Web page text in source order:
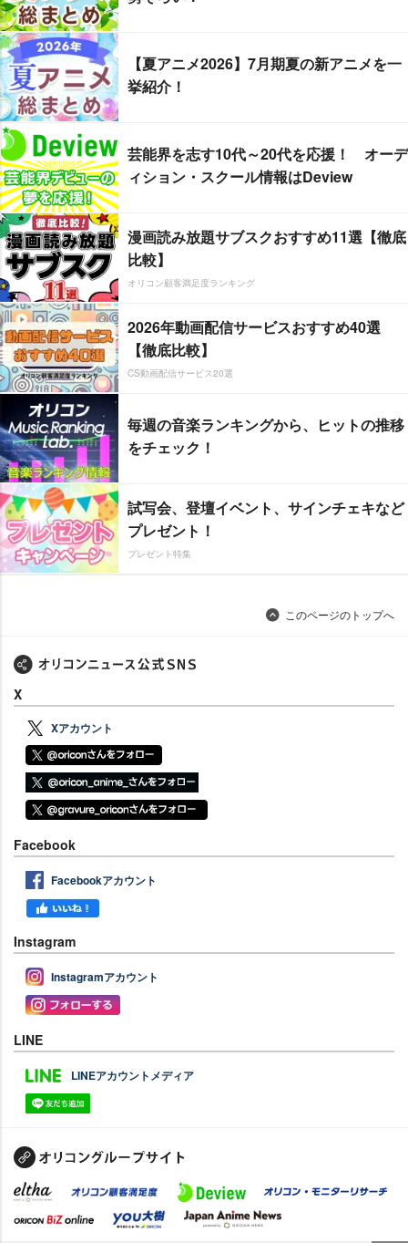
【夏アニメ2026】7月期夏の新アニメを一
挙紹介！
芸能界を志す10代～20代を応援！ オーデ
ィション・スクール情報はDeview
漫画読み放題サブスクおすすめ11選【徹底
比較】
オリコン顧客満足度ランキング
2026年動画配信サービスおすすめ40選
【徹底比較】
CS動画配信サービス20選
毎週の音楽ランキングから、ヒットの推移
をチェック！
試写会、登壇イベント、サインチェキなど
プレゼント！
プレゼント特集
このページのトップへ
X
Xアカウント
Facebook
Facebookアカウント
Instagram
Instagramアカウント
LINE
LINEアカウントメディア